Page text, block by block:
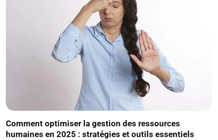
Comment optimiser la gestion des ressources
humaines en 2025 : stratégies et outils essentiels